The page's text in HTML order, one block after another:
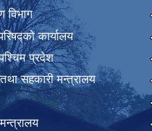
विभाग
कार्यालय
प्रदेश
सहकारी मन्त्रालय